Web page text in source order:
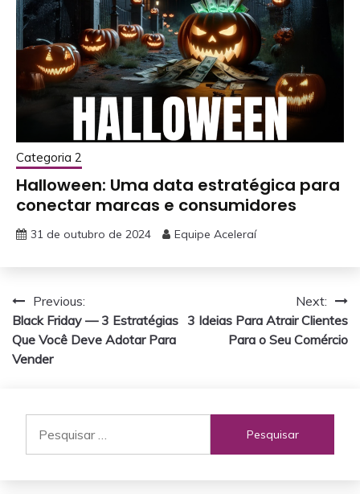
Categoria 2
Halloween: Uma data estratégica para
conectar marcas e consumidores
31 de outubro de 2024 Equipe Aceleraí
Navegação
de
Post
Previous:
Black Friday — 3 Estratégias
Que Você Deve Adotar Para
Vender
Next:
3 Ideias Para Atrair Clientes
Para o Seu Comércio
por: